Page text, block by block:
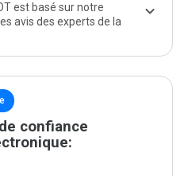
est basé sur notre
avis des experts de la
confiance